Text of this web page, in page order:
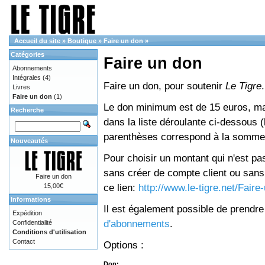
Accueil du site » Boutique » Faire un don »
Faire un don
Faire un don, pour soutenir Le Tigre.
Le don minimum est de 15 euros,
dans la liste déroulante ci-dessous
parenthèses correspond à la
Pour choisir un montant qui n'est
sans créer de compte client ou
ce lien: http://www.le-tigre.net/
Il est également possible de
d'abonnements.
Options :
Catégories
Abonnements
Intégrales (4)
Livres
Faire un don (1)
Recherche
Nouveautés
Faire un don
15,00€
Informations
Expédition
Confidentialité
Conditions d'utilisation
Contact